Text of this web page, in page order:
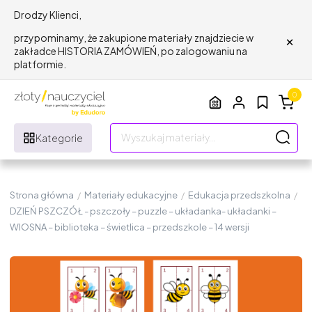
Drodzy Klienci,
przypominamy, że zakupione materiały znajdziecie w
zakładce HISTORIA ZAMÓWIEŃ, po zalogowaniu na
platformie.
×
Kategorie
0
Strona główna / Materiały edukacyjne / Edukacja przedszkolna /
DZIEŃ PSZCZÓŁ - pszczoły – puzzle – układanka- układanki –
WIOSNA – biblioteka – świetlica – przedszkole – 14 wersji